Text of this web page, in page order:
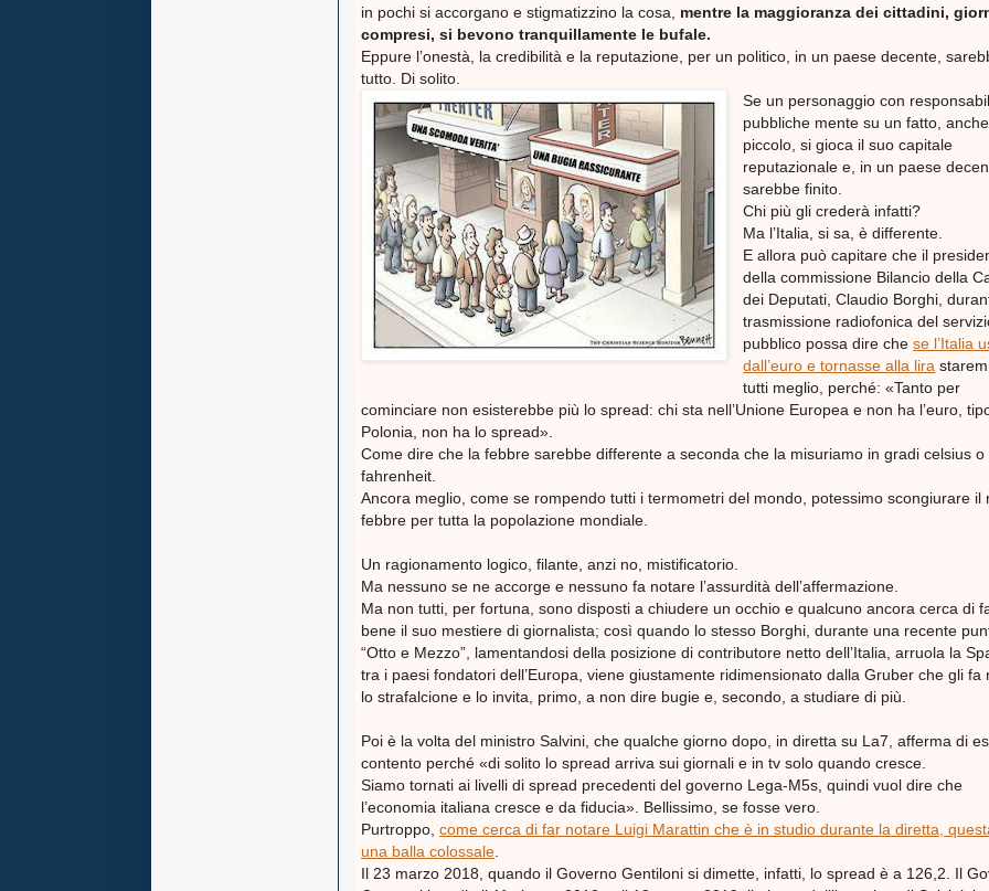
in pochi si accorgano e stigmatizzino la cosa, mentre la maggioranza dei cittadini,
compresi, si bevono tranquillamente le bufale.
Eppure l’onestà, la credibilità e la reputazione, per un politico, in un paese decente,
tutto. Di solito.
Se un personaggio con
pubbliche mente su un fatto, anche
piccolo, si gioca il suo capitale
reputazionale e, in un paese
sarebbe finito.
Chi più gli crederà infatti?
Ma l’Italia, si sa, è differente.
E allora può capitare che il
della commissione Bilancio della
dei Deputati, Claudio Borghi,
trasmissione radiofonica del
pubblico possa dire chese l’Italia
dall’euro e tornasse alla lira
tutti meglio, perché: «Tanto per
cominciare non esisterebbe più lo spread: chi sta nell’Unione Europea e non ha l’euro,
Polonia, non ha lo spread».
Come dire che la febbre sarebbe differente a seconda che la misuriamo in gradi celsius o
fahrenheit.
Ancora meglio, come se rompendo tutti i termometri del mondo, potessimo scongiurare il
febbre per tutta la popolazione mondiale.
Un ragionamento logico, filante, anzi no, mistificatorio.
Ma nessuno se ne accorge e nessuno fa notare l’assurdità dell’affermazione.
Ma non tutti, per fortuna, sono disposti a chiudere un occhio e qualcuno ancora cerca di
bene il suo mestiere di giornalista; così quando lo stesso Borghi, durante una recente
“Otto e Mezzo”, lamentandosi della posizione di contributore netto dell’Italia, arruola la
tra i paesi fondatori dell’Europa, viene giustamente ridimensionato dalla Gruber che gli fa
lo strafalcione e lo invita, primo, a non dire bugie e, secondo, a studiare di più.
Poi è la volta del ministro Salvini, che qualche giorno dopo, in diretta su La7, afferma di
contento perché «di solito lo spread arriva sui giornali e in tv solo quando cresce.
Siamo tornati ai livelli di spread precedenti del governo Lega-M5s, quindi vuol dire che
l’economia italiana cresce e da fiducia». Bellissimo, se fosse vero.
Purtroppo, come cerca di far notare Luigi Marattin che è in studio durante la diretta,
una balla colossale
Il 23 marzo 2018, quando il Governo Gentiloni si dimette, infatti, lo spread è a 126,2. Il